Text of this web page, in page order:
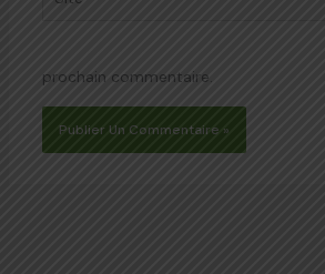
prochain commentaire.